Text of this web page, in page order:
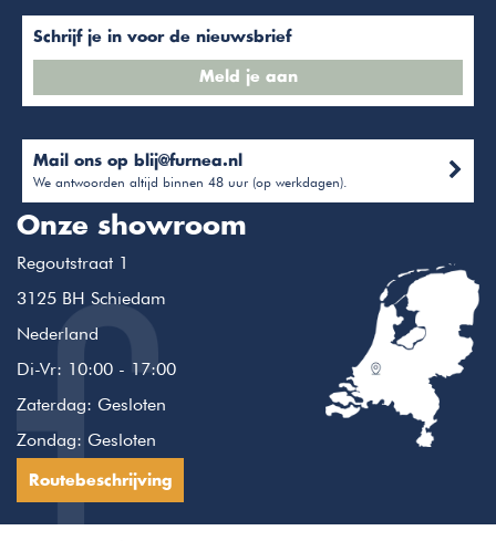
Schrijf je in voor de nieuwsbrief
Meld je aan
Mail ons op blij@furnea.nl
We antwoorden altijd binnen 48 uur (op werkdagen).
Onze showroom
Regoutstraat 1
3125 BH Schiedam
Nederland
Di-Vr: 10:00 - 17:00
Zaterdag: Gesloten
Zondag: Gesloten
Routebeschrijving